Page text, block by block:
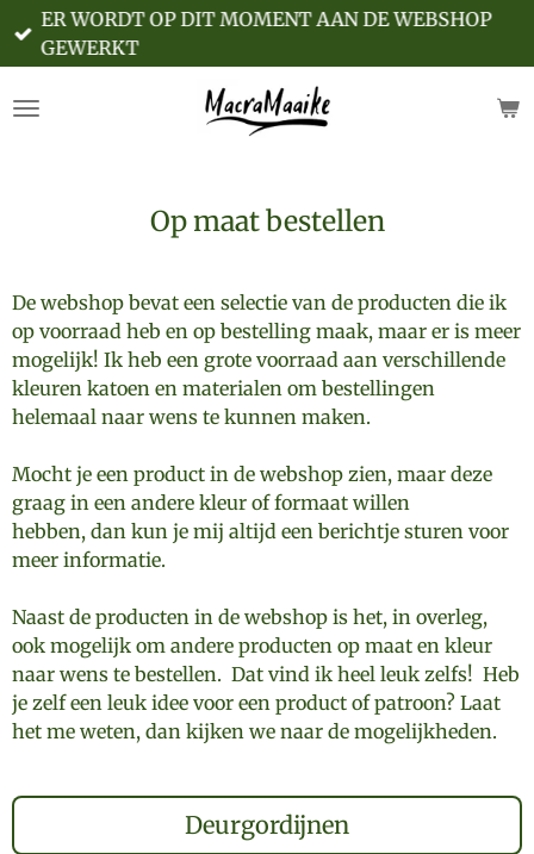
Ga
direct
de
ER WORDT OP DIT MOMENT AAN DE WEBSHOP
GEWERKT
Op maat bestellen
De webshop bevat een selectie van de producten die ik
op voorraad heb en op bestelling maak, maar er is meer
mogelijk! Ik heb een grote voorraad aan verschillende
kleuren katoen en materialen om bestellingen
helemaal naar wens te kunnen maken.
Mocht je een product in de webshop zien, maar deze
graag in een andere kleur of formaat willen
hebben, dan kun je mij altijd een berichtje sturen voor
meer informatie.
Naast de producten in de webshop is het, in overleg,
ook mogelijk om andere producten op maat en kleur
naar wens te bestellen. Dat vind ik heel leuk zelfs! Heb
je zelf een leuk idee voor een product of patroon? Laat
het me weten, dan kijken we naar de mogelijkheden.
Deurgordijnen